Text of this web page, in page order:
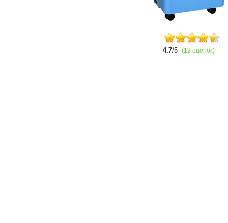
4.7/5 (12 оценок)